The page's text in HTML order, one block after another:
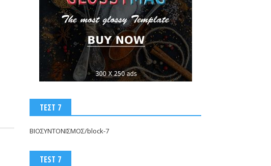
ΤΕΣΤ 7
ΒΙΟΣΥΝΤΟΝΙΣΜΟΣ/block-7
TEST 7